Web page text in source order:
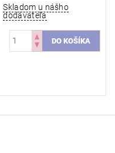
Skladom u nášho
dodávateľa